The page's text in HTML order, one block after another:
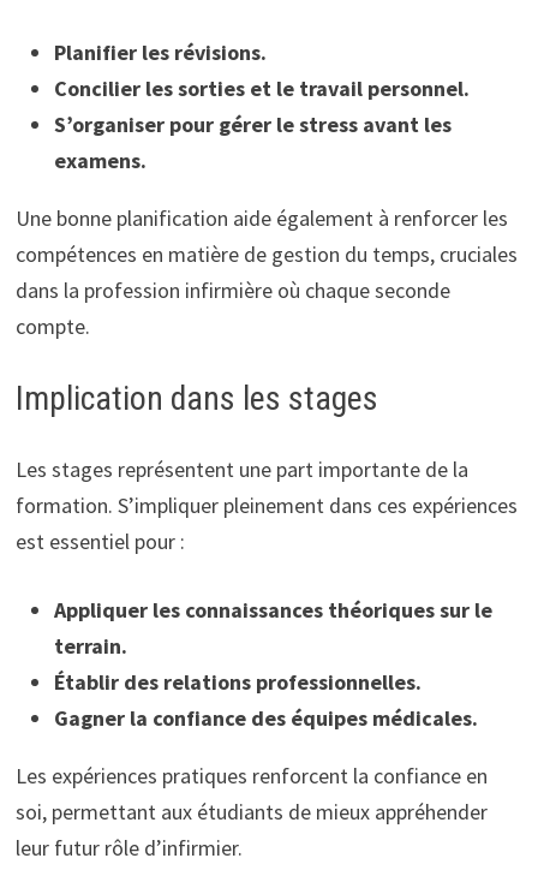
Planifier les révisions.
Concilier les sorties et le travail personnel.
S’organiser pour gérer le stress avant les
examens.
Une bonne planification aide également à renforcer les
compétences en matière de gestion du temps, cruciales
dans la profession infirmière où chaque seconde
compte.
Implication dans les stages
Les stages représentent une part importante de la
formation. S’impliquer pleinement dans ces expériences
est essentiel pour :
Appliquer les connaissances théoriques sur le
terrain.
Établir des relations professionnelles.
Gagner la confiance des équipes médicales.
Les expériences pratiques renforcent la confiance en
soi, permettant aux étudiants de mieux appréhender
leur futur rôle d’infirmier.